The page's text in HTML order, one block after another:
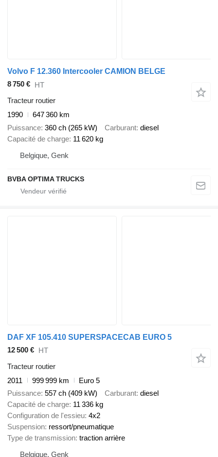
Volvo F 12.360 Intercooler CAMION BELGE
8 750 € HT
Tracteur routier
1990
647 360 km
Puissance 360 ch (265 kW) Carburant diesel
Capacité de charge 11 620 kg
Belgique, Genk
BVBA OPTIMA TRUCKS
DAF XF 105.410 SUPERSPACECAB EURO 5
12 500 € HT
Tracteur routier
2011
999 999 km
Euro 5
Puissance 557 ch (409 kW) Carburant diesel
Capacité de charge 11 336 kg
Configuration de l'essieu 4x2
Suspension ressort/pneumatique
Type de transmission traction arrière
Belgique, Genk